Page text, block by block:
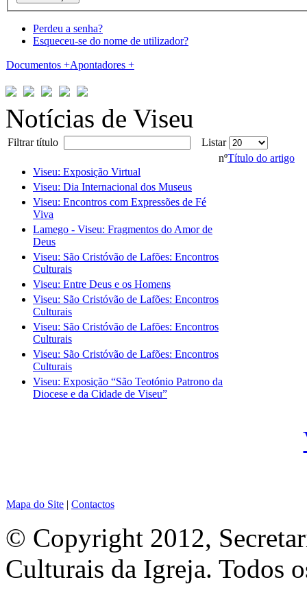
Perdeu a senha?
Esqueceu-se do nome de utilizador?
Documentos +Apontadores +
Notícias de Viseu
Filtrar título
Listar
nºTítulo do artigo
Viseu: Exposição Virtual
Viseu: Dia Internacional dos Museus
Viseu: Encontros com Expressões de Fé
Viva
Lamego - Viseu: Fragmentos do Amor de
Deus
Viseu: São Cristóvão de Lafões: Encontros
Culturais
Viseu: Entre Deus e os Homens
Viseu: São Cristóvão de Lafões: Encontros
Culturais
Viseu: São Cristóvão de Lafões: Encontros
Culturais
Viseu: São Cristóvão de Lafões: Encontros
Culturais
Viseu: Exposição “São Teotónio Patrono da
Diocese e da Cidade de Viseu”
Mapa do Site | Contactos
© Copyright 2012,
Culturais da Igreja. Todos